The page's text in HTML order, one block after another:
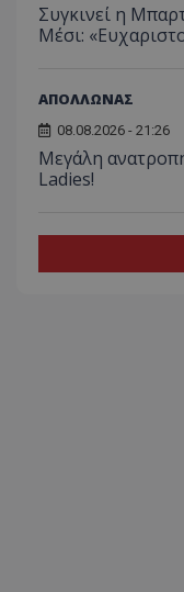
Συγκινεί η
Μέσι:
ΑΠΟΛΛΩΝΑΣ
08.08.2026 - 21:26
Μεγάλη
Ladies!